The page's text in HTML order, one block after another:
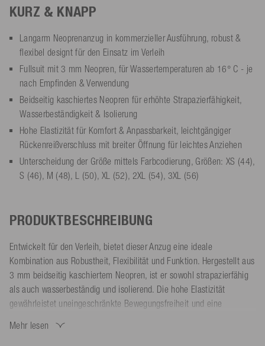
KURZ & KNAPP
Langarm Neoprenanzug in kommerzieller Ausführung, robust &
flexibel designt für den Einsatz im Verleih
Fullsuit mit 3 mm Neopren, für Wassertemperaturen ab 16° C - je
nach Empfinden & Verwendung
Beidseitig kaschiertes Neopren für erhöhte Strapazierfähigkeit,
Wasserbeständigkeit & Isolierung
Hohe Elastizität für Komfort & Anpassbarkeit, leichtgängiger
Rückenreißverschluss mit breiter Öffnung für leichtes Anziehen
Unterscheidung der Größe mittels Farbcodierung, Größen: XS (44),
S (46), M (48), L (50), XL (52), 2XL (54), 3XL (56)
PRODUKTBESCHREIBUNG
Entwickelt für den Verleih, bietet dieser Anzug eine ideale
Kombination aus Robustheit, Flexibilität und Funktion. Hergestellt aus
3 mm beidseitig kaschiertem Neopren, ist er sowohl strapazierfähig
als auch wasserbeständig und isolierend. Die hohe Elastizität
gewährleistet uneingeschränkte Bewegungsfreiheit und eine
Der leichtgängige Rückenreißverschluss mit breiter Öffnung
Mehr lesen